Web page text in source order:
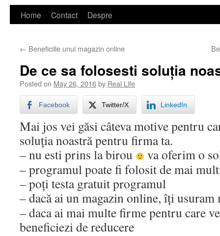
Home Contact Despre
← Beneficiile unui magazin online
De ce sa folosesti soluția
Posted on May 26, 2016by Real Life
Facebook Twitter/X LinkedIn
Mai jos vei găsi câteva motive pentru
soluția noastră pentru firma ta.
– nu esti prins la birou
va oferim o
– programul poate fi folosit de mai
– poți testa gratuit programul
– dacă ai un magazin online, îți
– daca ai mai multe firme pentru care
beneficiezi de reducere